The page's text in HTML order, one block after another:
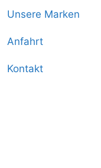
Unsere Marken
Anfahrt
Kontakt